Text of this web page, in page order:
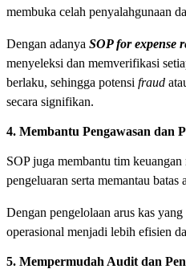
membuka celah penyalahgunaan
Dengan adanya SOP for expense
menyeleksi dan memverifikasi
berlaku, sehingga potensi fraud
secara signifikan.
4. Membantu Pengawasan dan
SOP juga membantu tim
pengeluaran serta memantau
Dengan pengelolaan arus kas
operasional menjadi lebih efisien
5. Mempermudah Audit dan